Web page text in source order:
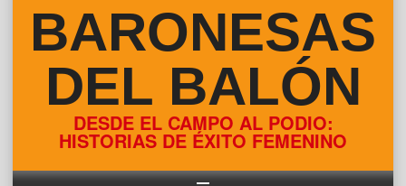
BARONESAS
DEL BALÓN
DESDE EL CAMPO AL PODIO:
HISTORIAS DE ÉXITO FEMENINO